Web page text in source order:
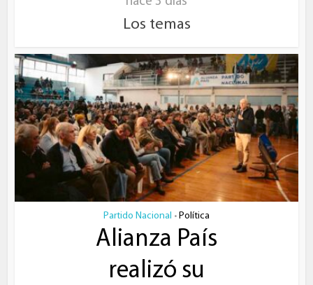
Los temas
Partido Nacional • Política
Alianza País
realizó su